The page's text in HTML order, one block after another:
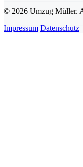
© 2026 Umzug Müller.
Impressum Datenschutz